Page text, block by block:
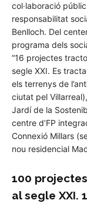
col·laboració
responsabilitat
Benlloch. Del
programa dels
“16 projectes
segle XXI. Es
els terrenys de
ciutat pel
Jardí de la
centre d’FP
Connexió Millars
nou residencial
100
al segle XXI.